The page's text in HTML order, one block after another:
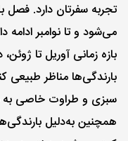
تجربه سفرتان دارد. فصل
می‌شود و تا نوامبر ادامه
بازه زمانی آوریل تا
بارندگی‌ها مناظر طبیعی
سبزی و طراوت خاصی
همچنین به‌دلیل